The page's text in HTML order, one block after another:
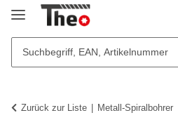
Zurück zur Liste Metall-Spiralbohrer